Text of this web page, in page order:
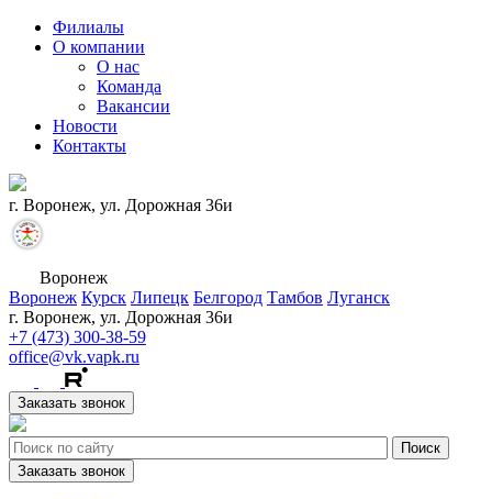
Филиалы
О компании
О нас
Команда
Вакансии
Новости
Контакты
г. Воронеж, ул. Дорожная 36и
Воронеж
Воронеж Курск Липецк Белгород Тамбов Луганск
г. Воронеж, ул. Дорожная 36и
+7 (473) 300-38-59
office@vk.vapk.ru
Заказать звонок
Заказать звонок